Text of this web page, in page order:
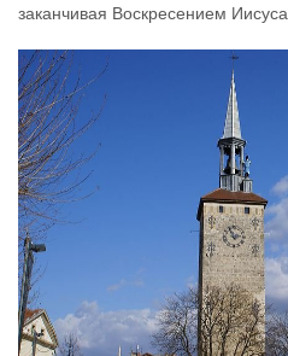
заканчивая Воскресением Иисуса.